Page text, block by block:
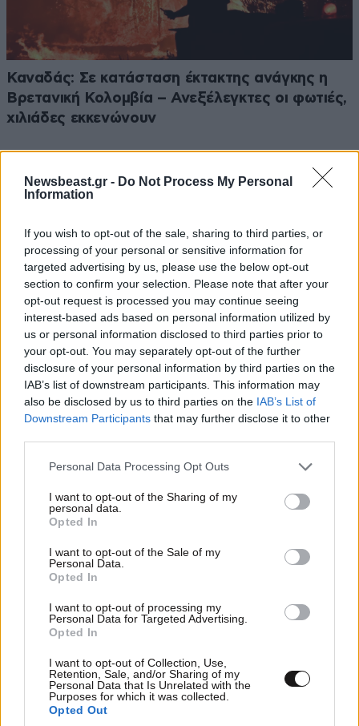
Newsbeast.gr - Do Not Process My Personal
Information
If you wish to opt-out of the sale, sharing to third parties, or
processing of your personal or sensitive information for
targeted advertising by us, please use the below opt-out
section to confirm your selection. Please note that after your
opt-out request is processed you may continue seeing
interest-based ads based on personal information utilized by
us or personal information disclosed to third parties prior to
your opt-out. You may separately opt-out of the further
disclosure of your personal information by third parties on the
IAB’s list of downstream participants. This information may
also be disclosed by us to third parties on the IAB’s List of
Downstream Participants that may further disclose it to other
Please note that this website/app uses one or more Google
not limited to your visit or usage behaviour. You may click to
grant or deny consent to Google and its third-party tags to
use your data for below specified purposes in below Google
consent section.
Personal Data Processing Opt Outs
I want to opt-out of the Sharing of my
personal data.
Opted In
I want to opt-out of the Sale of my
Personal Data.
Opted In
I want to opt-out of processing my
Personal Data for Targeted Advertising.
Opted In
I want to opt-out of Collection, Use,
Retention, Sale, and/or Sharing of my
Personal Data that Is Unrelated with the
Purposes for which it was collected.
Opted Out
Καναδάς: Σε κατάσταση έκτακτης ανάγκης η
Βρετανική Κολομβία – Ανεξέλεγκτες οι φωτιές,
χιλιάδες εκκενώνουν
Η αυτοκρατορία του «Έντικ» και ο «μεγάλος»
που φέρεται να βρίσκεται πίσω του – Τι ορίζει ο
όρος Greek Mafia
Τρεις νεκροί και 12 τραυματίες στην Ουκρανία